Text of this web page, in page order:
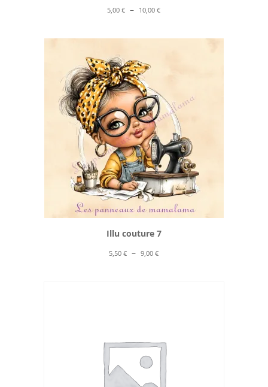
5,00€ – 10,00€Plage
prix :
Illu couture 7
5,50€ – 9,00€Plage